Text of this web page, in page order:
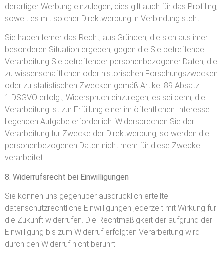
derartiger Werbung einzulegen; dies gilt auch für das Profiling,
soweit es mit solcher Direktwerbung in Verbindung steht.
Sie haben ferner das Recht, aus Gründen, die sich aus ihrer
besonderen Situation ergeben, gegen die Sie betreffende
Verarbeitung Sie betreffender personenbezogener Daten, die
zu wissenschaftlichen oder historischen Forschungszwecken
oder zu statistischen Zwecken gemäß Artikel 89 Absatz
1 DSGVO erfolgt, Widerspruch einzulegen, es sei denn, die
Verarbeitung ist zur Erfüllung einer im öffentlichen Interesse
liegenden Aufgabe erforderlich. Widersprechen Sie der
Verarbeitung für Zwecke der Direktwerbung, so werden die
personenbezogenen Daten nicht mehr für diese Zwecke
verarbeitet.
8. Widerrufsrecht bei Einwilligungen
Sie können uns gegenüber ausdrücklich erteilte
datenschutzrechtliche Einwilligungen jederzeit mit Wirkung für
die Zukunft widerrufen. Die Rechtmäßigkeit der aufgrund der
Einwilligung bis zum Widerruf erfolgten Verarbeitung wird
durch den Widerruf nicht berührt.